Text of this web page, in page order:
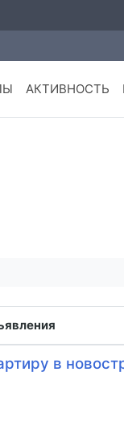
АКТИВНОСТЬ
в